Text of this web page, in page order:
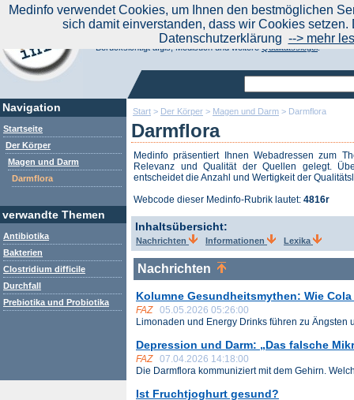
Start > Der Körper > Magen und Darm > Darmflora
Darmflora
Medinfo präsentiert Ihnen Webadressen zum
Relevanz und Qualität der Quellen gelegt.
entscheidet die Anzahl und Wertigkeit der
Webcode dieser Medinfo-Rubrik lautet: 4816r
Inhaltsübersicht:
Nachrichten Informationen Lexika
Nachrichten
Kolumne Gesundheitsmythen: Wie
FAZ
05.05.2026 05:26:00
Limonaden und Energy Drinks führen zu Ängsten
Depression und Darm: „Das falsche
FAZ
07.04.2026 14:18:00
Die Darmflora kommuniziert mit dem Gehirn.
Ist Fruchtjoghurt gesund?
Navigation
Startseite
Der Körper
Magen und Darm
Darmflora
verwandte Themen
Antibiotika
Bakterien
Clostridium difficile
Durchfall
Prebiotika und Probiotika
Aktuelle Nachrichten|
Suchen Sie noch oder Finden Sie schon?
Medinfo.de - Meta-Portal für Gesundheitsthemen
Berücksichtigt afgis, Medisuch und weitereQualitätssiegel.
Medinfo verwendet Cookies, um Ihnen den bestmöglichen
sich damit einverstanden, dass wir Cookies
Datenschutzerklärung --> mehr